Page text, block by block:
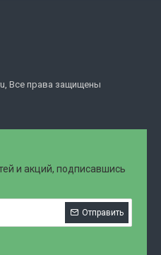
Все права защищены
и акций, подписавшись
Отправить